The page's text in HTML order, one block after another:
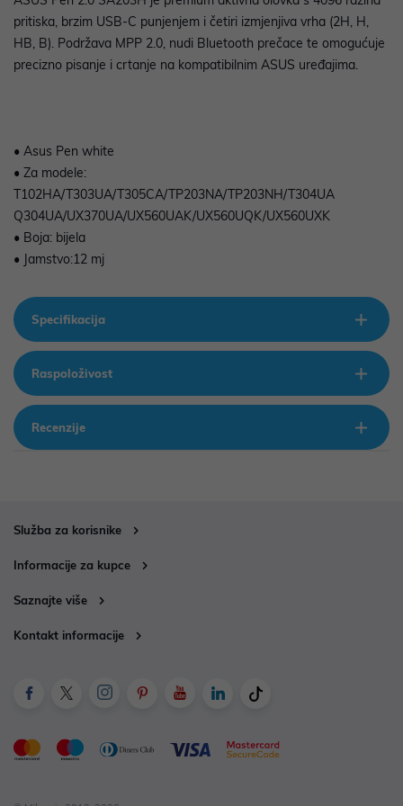
pritiska, brzim USB-C punjenjem i četiri izmjenjiva vrha (2H, H,
HB, B). Podržava MPP 2.0, nudi Bluetooth prečace te omogućuje
precizno pisanje i crtanje na kompatibilnim ASUS uređajima.
• Asus Pen white
• Za modele:
T102HA/T303UA/T305CA/TP203NA/TP203NH/T304UA
Q304UA/UX370UA/UX560UAK/UX560UQK/UX560UXK
• Boja: bijela
• Jamstvo:12 mj
Specifikacija
Raspoloživost
Recenzije
Služba za korisnike
Informacije za kupce
Saznajte više
Kontakt informacije